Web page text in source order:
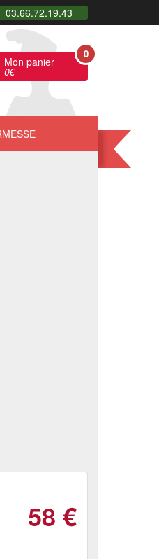
03.66.72.19.43
Mon panier
0€
0
58 €